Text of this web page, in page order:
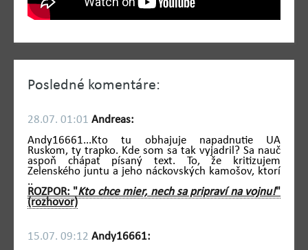
Posledné komentáre:
28.07. 01:01 Andreas:
Andy16661...Kto tu obhajuje napadnutie UA
Ruskom, ty trapko. Kde som sa tak vyjadril? Sa nauč
aspoň chápať písaný text. To, že kritizujem
Zelenského juntu a jeho náckovských kamošov, ktorí
..
ROZPOR: "Kto chce mier, nech sa pripraví na vojnu!"
(rozhovor)
15.07. 09:12 Andy16661: